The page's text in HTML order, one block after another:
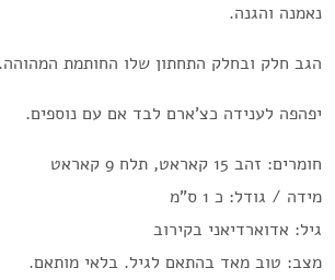
נאמנה והגנה.
הגב חלק ובחלק התחתון שלו החותמת המהוהה.
יפהפה לענידה כצ'ארם לבד אם עם נוספים.
חומרים: זהב 15 קאראט, תלח 9 קאראט
מידה / גודל: כ 1 ס"מ
גיל: אדוארדיאני בקירוב
מצב: טוב מאד בהתאם לגיל. בלאי מותאם.